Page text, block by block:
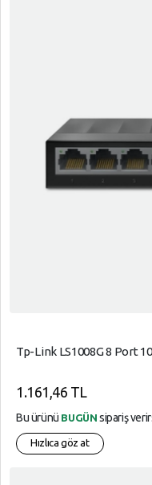
Tp-Link LS1008G 8 Port
1.161,46 TL
Bu ürünü BUGÜN sipariş
Hızlıca göz at